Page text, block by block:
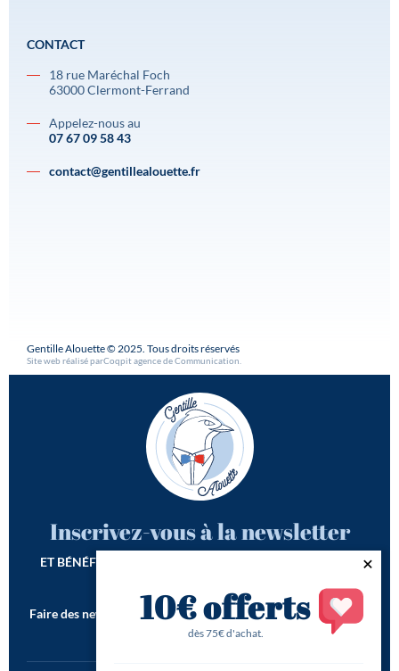
CONTACT
18 rue Maréchal Foch
63000 Clermont-Ferrand
Appelez-nous au
07 67 09 58 43
contact@gentillealouette.fr
Gentille Alouette © 2025. Tous droits réservés
Site web réalisé parCoqpit agence de Communication
Inscrivez-vous à la newsletter
ET BÉNÉFICIEZ DE -10€ SUR VOTRE 1ÈRE COMMANDE*
Faire des newsletters incroyables est notre seconde vocation !
*Offre de bienvenue valable dès 75€ d'achat
10€ offerts
dès 75€ d'achat.